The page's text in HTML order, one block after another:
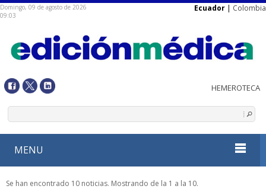
Domingo, 09 de agosto de 2026
09:03
Ecuador | Colombia
MENU
Se han encontrado 10 noticias. Mostrando de la 1 a la 10.